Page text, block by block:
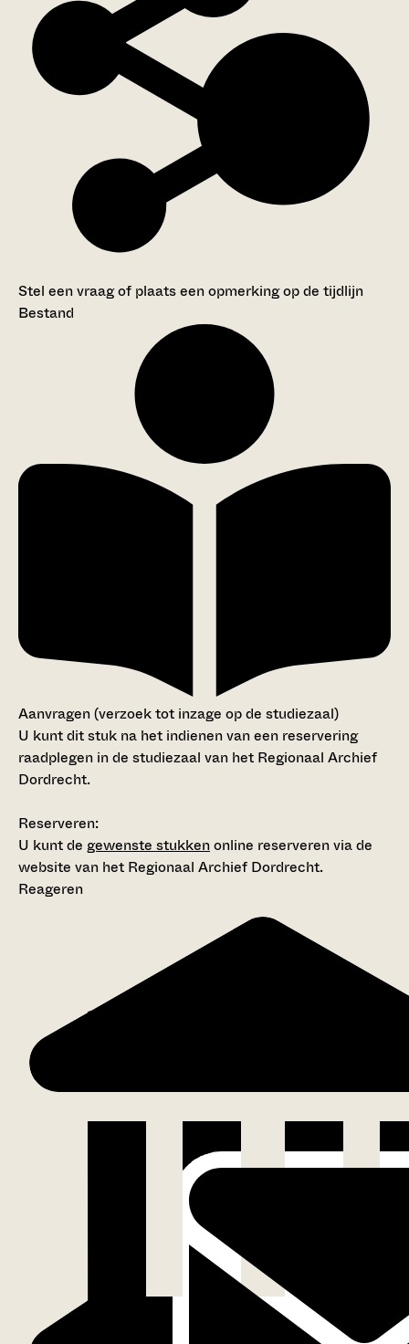
Stel een vraag of plaats een opmerking op de tijdlijn
Bestand
Aanvragen (verzoek tot inzage op de studiezaal)
U kunt dit stuk na het indienen van een reservering
raadplegen in de studiezaal van het Regionaal Archief
Dordrecht.
Reserveren:
U kunt de gewenste stukkenonline reserveren via de
website van het Regionaal Archief Dordrecht.
Reageren